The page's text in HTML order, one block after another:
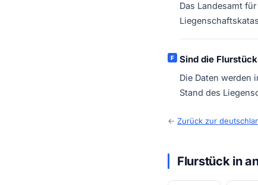
Das Landesamt
Sind die
Die Daten werden
Stand des
← Zurück zur
Flurstück in